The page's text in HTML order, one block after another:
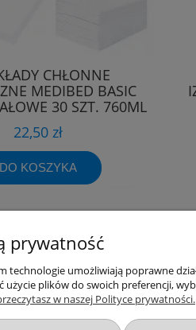
CHŁONNE
MEDIBED BASIC
30 SZT. 760ML
22,50 zł
DO KOSZYKA
Zwroty i
prywatność
technologie umożliwiają poprawne
plików do swoich preferencji,
w naszej Polityce prywatności.